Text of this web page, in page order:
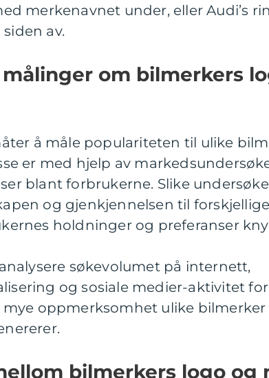
merkenavnet under, eller Audi’s
av.
om bilmerkers
å måle populariteten til ulike
er med hjelp av
blant forbrukerne. Slike
og gjenkjennelsen til
holdninger og preferanser
søkevolumet på internett,
og sosiale medier-aktivitet for
mye oppmerksomhet ulike bilmerker
bilmerkers logo og